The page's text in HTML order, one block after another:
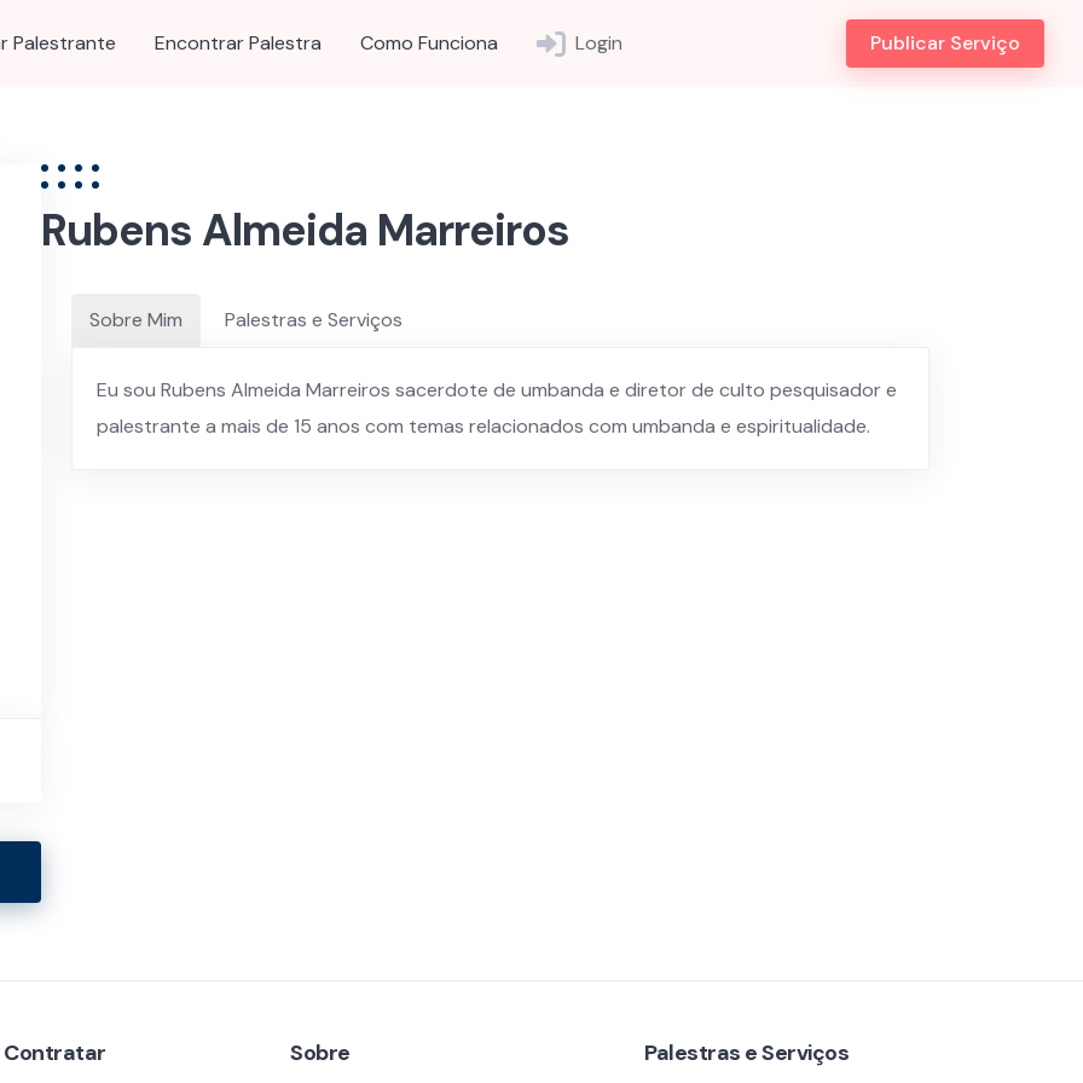
Palestrante Encontrar Palestra Como Funciona Login Publicar Serviço
Rubens Almeida Marreiros
Sobre Mim Palestras e Serviços
Eu sou Rubens Almeida Marreiros sacerdote de umbanda e diretor de culto pesquisador e
palestrante a mais de 15 anos com temas relacionados com umbanda e espiritualidade.
Contratar Sobre Palestras e Serviços